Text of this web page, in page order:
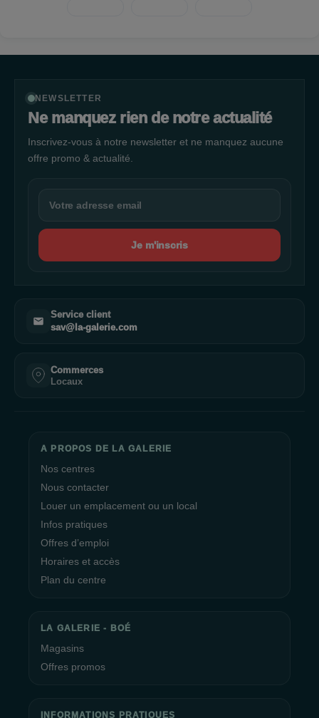
NEWSLETTER
Ne manquez rien de notre actualité
Inscrivez-vous à notre newsletter et ne manquez aucune
offre promo & actualité.
Je m'inscris
Service client
sav@la-galerie.com
Commerces
Locaux
A PROPOS DE LA GALERIE
Nos centres
Nous contacter
Louer un emplacement ou un local
Infos pratiques
Offres d’emploi
Horaires et accès
Plan du centre
LA GALERIE - BOÉ
Magasins
Offres promos
INFORMATIONS PRATIQUES